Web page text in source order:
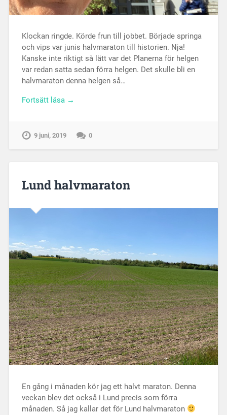
Klockan ringde. Körde frun till jobbet. Började springa
och vips var junis halvmaraton till historien. Nja!
Kanske inte riktigt så lätt var det Planerna för helgen
var redan satta sedan förra helgen. Det skulle bli en
halvmaraton denna helgen så…
Fortsätt läsa →
9 juni, 2019 0
Lund halvmaraton
En gång i månaden kör jag ett halvt maraton. Denna
veckan blev det också i Lund precis som förra
månaden. Så jag kallar det för Lund halvmaraton